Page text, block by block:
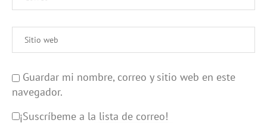
Guardar mi nombre, correo y sitio web en este
navegador.
¡Suscríbeme a la lista de correo!